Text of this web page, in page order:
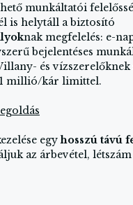
munkáltatói
is helytáll a biztosító
nak megfelelés: e-
bejelentéses
és vízszerelőknek
millió/kár limittel.
egyhosszú távú
az árbevétel,